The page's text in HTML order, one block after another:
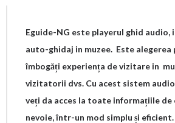
Eguide-NG este playerul ghid audio,
auto-ghidaj in muzee. Este alegerea
îmbogăți experiența de vizitare in
vizitatorii dvs. Cu acest sistem
veți da acces la toate informațiile
nevoie, într-un mod simplu și eficient.